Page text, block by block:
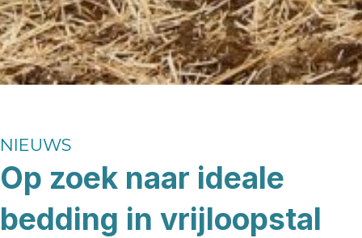
NIEUWS
Op zoek naar ideale
bedding in vrijloopstal